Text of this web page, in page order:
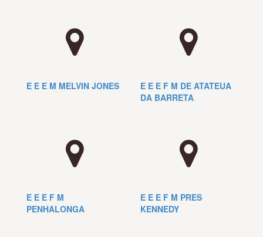
E E E M MELVIN JONES
E E E F M DE ATATEUA
DA BARRETA
E E E F M
PENHALONGA
E E E F M PRES
KENNEDY